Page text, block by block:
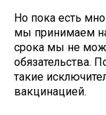
Но пока есть
мы принимаем
срока мы не
обязательства.
такие
вакцинацией.